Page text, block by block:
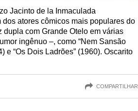
Jacinto de la Inmaculada
atores cômicos mais populares do
com Grande Otelo em várias
ingênuo –, como “Nem Sansão
e “Os Dois Ladrões” (1960). Oscarito
COMPARTILHAR